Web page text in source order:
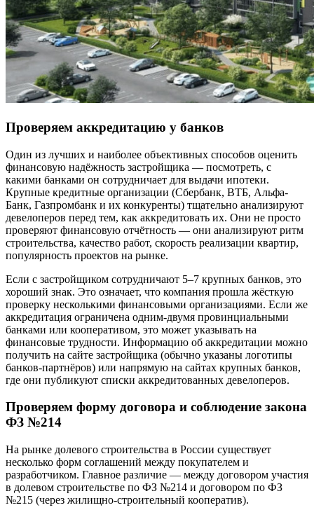
Проверяем аккредитацию у банков
Один из лучших и наиболее объективных способов оценить
финансовую надёжность застройщика — посмотреть, с
какими банками он сотрудничает для выдачи ипотеки.
Крупные кредитные организации (Сбербанк, ВТБ, Альфа-
Банк, Газпромбанк и их конкуренты) тщательно анализируют
девелоперов перед тем, как аккредитовать их. Они не просто
проверяют финансовую отчётность — они анализируют ритм
строительства, качество работ, скорость реализации квартир,
популярность проектов на рынке.
Если с застройщиком сотрудничают 5–7 крупных банков, это
хороший знак. Это означает, что компания прошла жёсткую
проверку несколькими финансовыми организациями. Если же
аккредитация ограничена одним-двумя провинциальными
банками или кооперативом, это может указывать на
финансовые трудности. Информацию об аккредитации можно
получить на сайте застройщика (обычно указаны логотипы
банков-партнёров) или напрямую на сайтах крупных банков,
где они публикуют списки аккредитованных девелоперов.
Проверяем форму договора и соблюдение закона
ФЗ №214
На рынке долевого строительства в России существует
несколько форм соглашений между покупателем и
разработчиком. Главное различие — между договором участия
в долевом строительстве по ФЗ №214 и договором по ФЗ
№215 (через жилищно-строительный кооператив).